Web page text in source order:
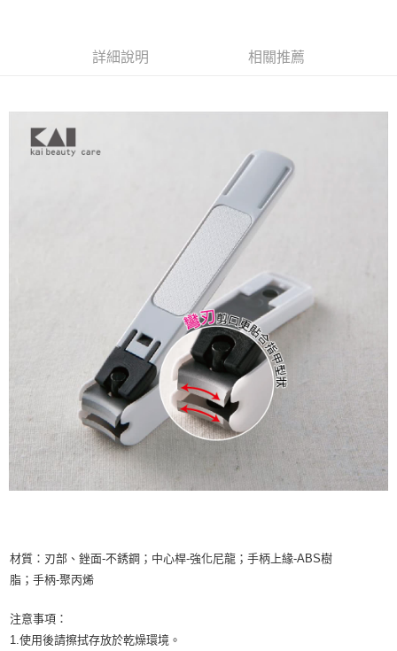
https://aftee.tw/terms/#terms3
３．未成年的使用者請事先徵得法定代理人或監護人之同意方可使用
４．使用「AFTEE先享後付」時，將依據個別帳號之用戶狀況，依本公司即
時審查核予不同之上限額度；若仍有額度不足之情形，本公司將視審查結果
請求用戶進行身份認證。
５．嚴禁一人註冊多個帳號或使用他人資訊註冊。若發現惡意使用之情形，
恩沛科技股份有限公司將有權停止該用戶之使用額度並採取法律行動。
付款後寶雅門市自取(由倉庫統一出貨)
每筆NT$80，滿NT$290(含以上)免運費
詳細說明 相關推薦
材質：刃部、銼面-不銹鋼；中心桿-強化尼龍；手柄上緣-ABS樹
脂；手柄-聚丙烯
注意事項：
1.使用後請擦拭存放於乾燥環境。